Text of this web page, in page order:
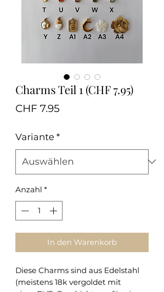
Charms Teil 1 (CHF 7.95)
CHF 7.95Preis
Variante *
Anzahl *
In den Warenkorb
Diese Charms sind aus Edelstahl
(meistens 18k vergoldet mit